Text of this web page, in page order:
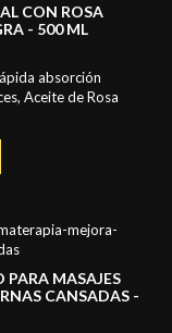
CON ROSA
- 500 ML
absorción
Aceite de Rosa
masajes
deseados)
MASAJES
CANSADAS -